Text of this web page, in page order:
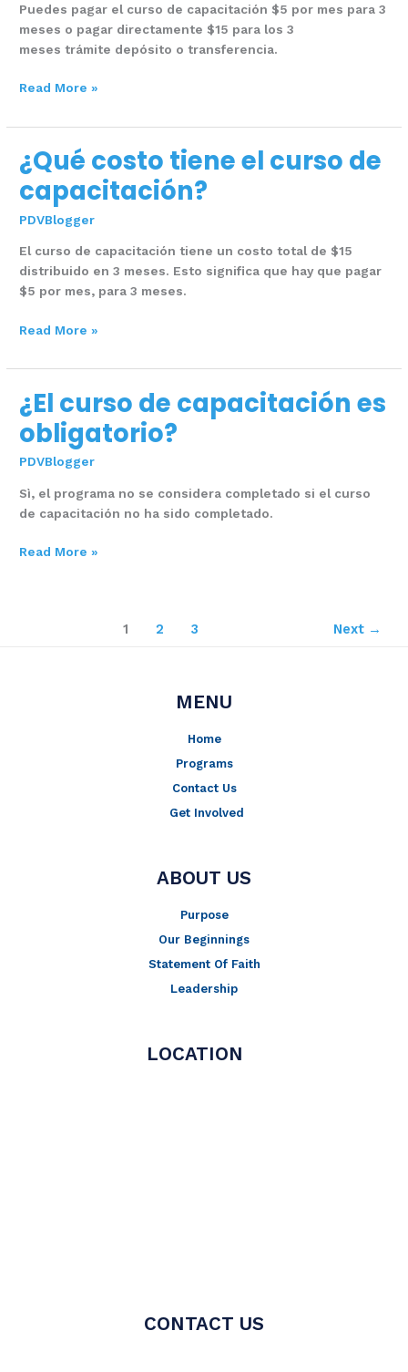
Puedes pagar el curso de capacitación $5 por mes para 3
meses o pagar directamente $15 para los 3
meses trámite depósito o transferencia.
de
capacitación?
Read More »
¿Qué costo tiene el curso de
capacitación?
PDVBlogger
El curso de capacitación tiene un costo total de $15
distribuido en 3 meses. Esto significa que hay que pagar
$5 por mes, para 3 meses.
¿Qué
costo
tiene
el
de
capacitación?
Read More »
¿El curso de capacitación es
obligatorio?
PDVBlogger
Sì, el programa no se considera completado si el curso
de capacitación no ha sido completado.
¿El
curso
de
capacitación
obligatorio?
Read More »
1 2 3 Next →
MENU
Home
Programs
Contact Us
Get Involved
ABOUT US
Purpose
Our Beginnings
Statement Of Faith
Leadership
LOCATION
CONTACT US